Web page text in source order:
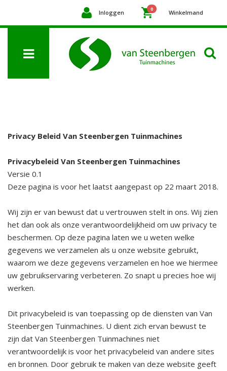
Inloggen 0 Winkelmand
Privacy Beleid Van Steenbergen Tuinmachines
Privacybeleid Van Steenbergen Tuinmachines
Versie 0.1
Deze pagina is voor het laatst aangepast op 22 maart 2018.
Wij zijn er van bewust dat u vertrouwen stelt in ons. Wij zien
het dan ook als onze verantwoordelijkheid om uw privacy te
beschermen. Op deze pagina laten we u weten welke
gegevens we verzamelen als u onze website gebruikt,
waarom we deze gegevens verzamelen en hoe we hiermee
uw gebruikservaring verbeteren. Zo snapt u precies hoe wij
werken.
Dit privacybeleid is van toepassing op de diensten van Van
Steenbergen Tuinmachines. U dient zich ervan bewust te
zijn dat Van Steenbergen Tuinmachines niet
verantwoordelijk is voor het privacybeleid van andere sites
en bronnen. Door gebruik te maken van deze website geeft